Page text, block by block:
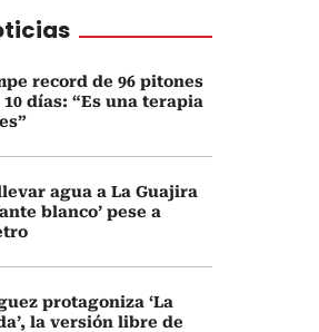
record de 96 pitones
días: “Es una terapia
agua a La Guajira
blanco’ pese a
protagoniza ‘La
la versión libre de